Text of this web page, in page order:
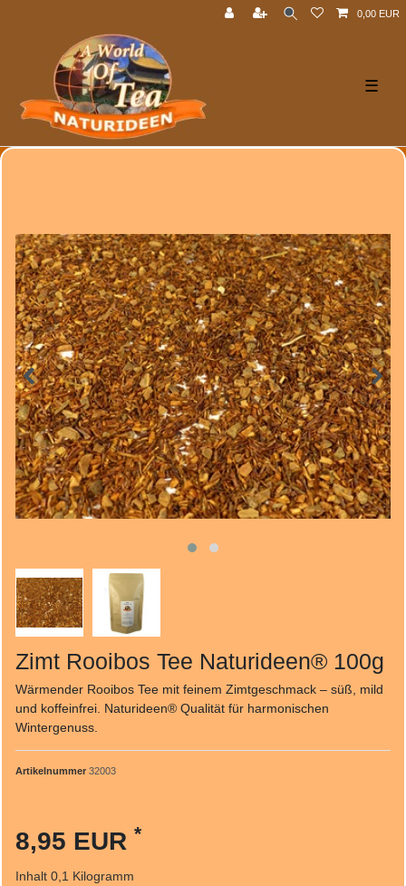
0,00 EUR
☰
Zimt Rooibos Tee Naturideen® 100g
Wärmender Rooibos Tee mit feinem Zimtgeschmack – süß, mild
und koffeinfrei. Naturideen® Qualität für harmonischen
Wintergenuss.
Artikelnummer 32003
8,95 EUR *
Inhalt 0,1 Kilogramm